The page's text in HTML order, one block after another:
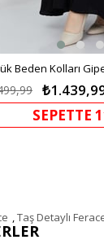
Beden Kolları
SEPETTE
,Taş Detaylı